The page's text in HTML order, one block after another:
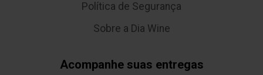
Política de Segurança
Sobre a Dia Wine
Acompanhe suas entregas